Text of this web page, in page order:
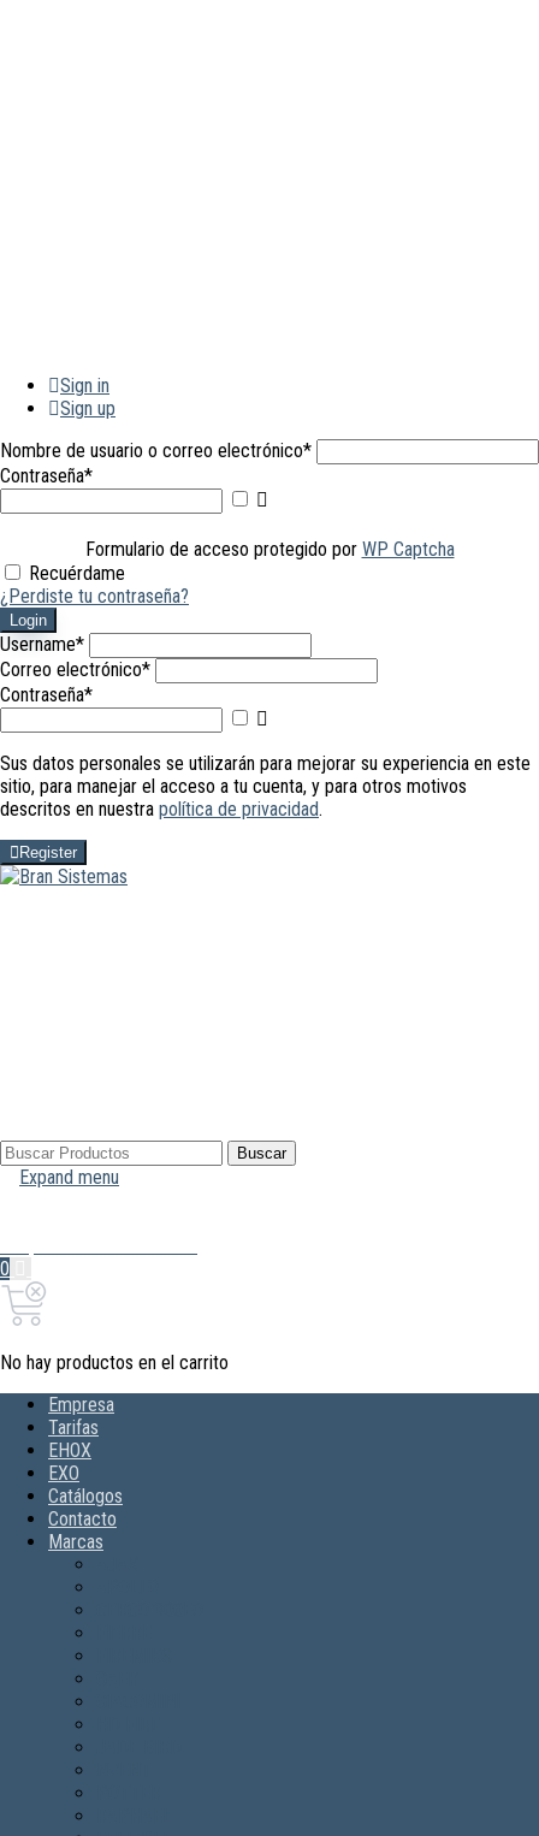
Sign in
Sign up
Nombre de usuario o correo electrónico*
Contraseña*
Formulario de acceso protegido por WP Captcha
Recuérdame
¿Perdiste tu contraseña?
Login
Username*
Correo electrónico*
Contraseña*
Sus datos personales se utilizarán para mejorar su experiencia en este
sitio, para manejar el acceso a tu cuenta, y para otros motivos
descritos en nuestra política de privacidad.
Register
Buscar
por:
Buscar
Expand menu
0
No hay productos en el carrito
Empresa
Tarifas
EHOX
EXO
Catálogos
Contacto
Marcas